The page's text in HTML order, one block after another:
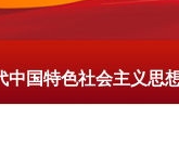
中国特色社会主义思